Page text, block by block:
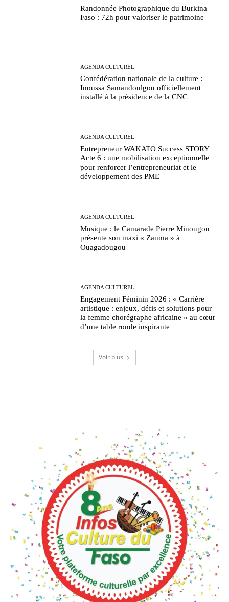
Randonnée Photographique du Burkina
Faso : 72h pour valoriser le patrimoine
AGENDA CULTUREL
Confédération nationale de la culture :
Inoussa Samandoulgou officiellement
installé à la présidence de la CNC
AGENDA CULTUREL
Entrepreneur WAKATO Success STORY
Acte 6 : une mobilisation exceptionnelle
pour renforcer l’entrepreneuriat et le
développement des PME
AGENDA CULTUREL
Musique : le Camarade Pierre Minougou
présente son maxi « Zanma » à
Ouagadougou
AGENDA CULTUREL
Engagement Féminin 2026 : « Carrière
artistique : enjeux, défis et solutions pour
la femme chorégraphe africaine » au cœur
d’une table ronde inspirante
Voir plus